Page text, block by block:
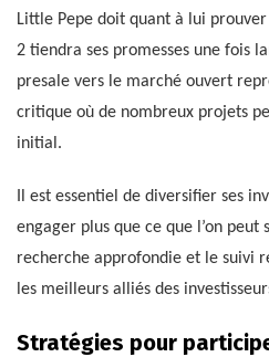
Little Pepe doit quant à lui
2 tiendra ses promesses une fois
presale vers le marché ouvert
critique où de nombreux projets
initial.
Il est essentiel de diversifier ses
engager plus que ce que l’on
recherche approfondie et le suivi
les meilleurs alliés des
Stratégies pour